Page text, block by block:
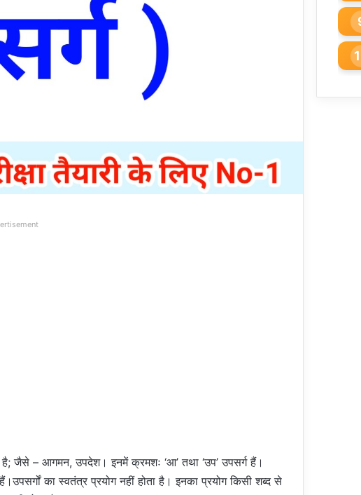
है; जैसे – आगमन, उपदेश। इनमें क्रमशः ‘आ’ तथा ‘उप’ उपसर्ग हैं।
का स्वतंत्र प्रयोग नहीं होता है। इनका प्रयोग किसी शब्द से